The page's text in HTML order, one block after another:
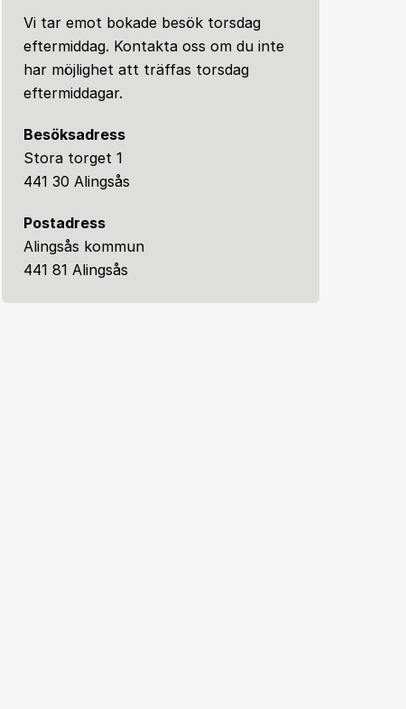
Vi tar emot bokade besök torsdag
eftermiddag. Kontakta oss om du inte
har möjlighet att träffas torsdag
eftermiddagar.
Besöksadress
Stora torget 1
441 30 Alingsås
Postadress
Alingsås kommun
441 81 Alingsås